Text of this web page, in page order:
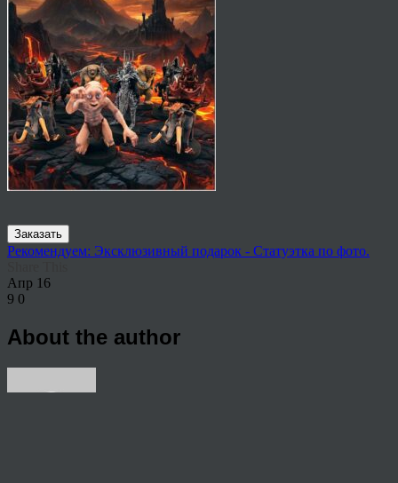
Заказать
Рекомендуем: Эксклюзивный подарок - Статуэтка по фото.
Апр 16
9 0
About the author